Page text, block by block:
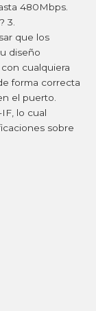
480Mbps.
3.
que los
diseño
cualquiera
forma correcta
el puerto.
lo cual
sobre